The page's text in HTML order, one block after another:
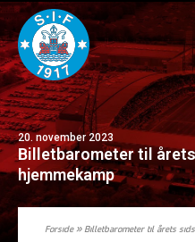
20. november 2023
Billetbarometer til
hjemmekamp
Forside»Billetbarometer til årets